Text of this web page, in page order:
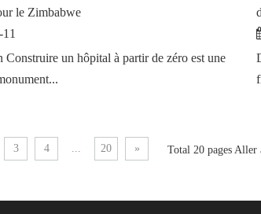
le Zimbabwe
Construire un hôpital à partir de zéro est une
3 4 20 » Total 20 pages Aller